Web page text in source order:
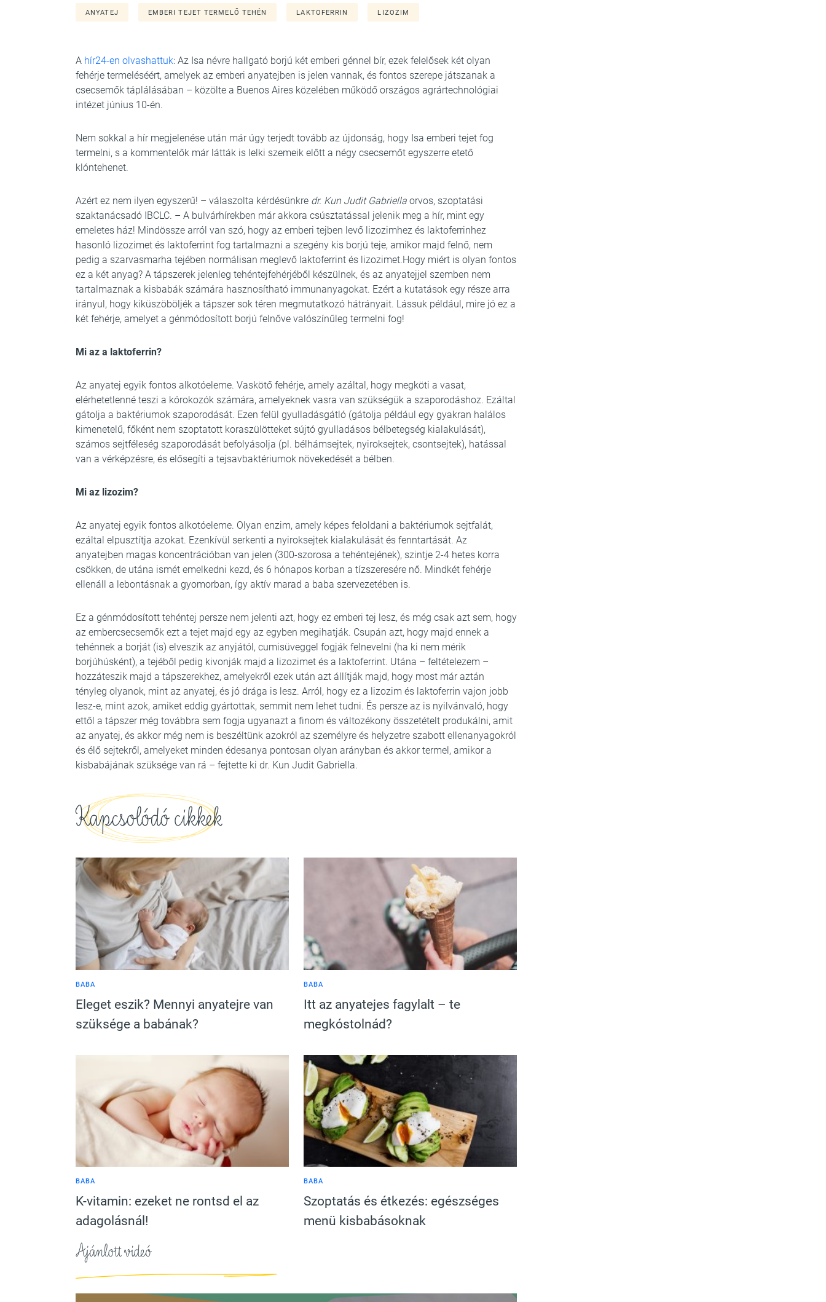
ANYATEJ EMBERI TEJET TERMELŐ TEHÉN LAKTOFERRIN LIZOZIM
A hír24-en olvashattuk: Az Isa névre hallgató borjú két emberi génnel bír, ezek felelősek két olyan
fehérje termeléséért, amelyek az emberi anyatejben is jelen vannak, és fontos szerepe játszanak a
csecsemők táplálásában – közölte a Buenos Aires közelében működő országos agrártechnológiai
intézet június 10-én.
Nem sokkal a hír megjelenése után már úgy terjedt tovább az újdonság, hogy Isa emberi tejet fog
termelni, s a kommentelők már látták is lelki szemeik előtt a négy csecsemőt egyszerre etető
klóntehenet.
Azért ez nem ilyen egyszerű! – válaszolta kérdésünkre dr. Kun Judit Gabriella orvos, szoptatási
szaktanácsadó IBCLC. – A bulvárhírekben már akkora csúsztatással jelenik meg a hír, mint egy
emeletes ház! Mindössze arról van szó, hogy az emberi tejben levő lizozimhez és laktoferrinhez
hasonló lizozimet és laktoferrint fog tartalmazni a szegény kis borjú teje, amikor majd felnő, nem
pedig a szarvasmarha tejében normálisan meglevő laktoferrint és lizozimet.Hogy miért is olyan fontos
ez a két anyag? A tápszerek jelenleg tehéntejfehérjéből készülnek, és az anyatejjel szemben nem
tartalmaznak a kisbabák számára hasznosítható immunanyagokat. Ezért a kutatások egy része arra
irányul, hogy kiküszöböljék a tápszer sok téren megmutatkozó hátrányait. Lássuk például, mire jó ez a
két fehérje, amelyet a génmódosított borjú felnőve valószínűleg termelni fog!
Mi az a laktoferrin?
Az anyatej egyik fontos alkotóeleme. Vaskötő fehérje, amely azáltal, hogy megköti a vasat,
elérhetetlenné teszi a kórokozók számára, amelyeknek vasra van szükségük a szaporodáshoz. Ezáltal
gátolja a baktériumok szaporodását. Ezen felül gyulladásgátló (gátolja például egy gyakran halálos
kimenetelű, főként nem szoptatott koraszülötteket sújtó gyulladásos bélbetegség kialakulását),
számos sejtféleség szaporodását befolyásolja (pl. bélhámsejtek, nyiroksejtek, csontsejtek), hatással
van a vérképzésre, és elősegíti a tejsavbaktériumok növekedését a bélben.
Mi az lizozim?
Az anyatej egyik fontos alkotóeleme. Olyan enzim, amely képes feloldani a baktériumok sejtfalát,
ezáltal elpusztítja azokat. Ezenkívül serkenti a nyiroksejtek kialakulását és fenntartását. Az
anyatejben magas koncentrációban van jelen (300-szorosa a tehéntejének), szintje 2-4 hetes korra
csökken, de utána ismét emelkedni kezd, és 6 hónapos korban a tízszeresére nő. Mindkét fehérje
ellenáll a lebontásnak a gyomorban, így aktív marad a baba szervezetében is.
Ez a génmódosított tehéntej persze nem jelenti azt, hogy ez emberi tej lesz, és még csak azt sem, hogy
az embercsecsemők ezt a tejet majd egy az egyben megihatják. Csupán azt, hogy majd ennek a
tehénnek a borját (is) elveszik az anyjától, cumisüveggel fogják felnevelni (ha ki nem mérik
borjúhúsként), a tejéből pedig kivonják majd a lizozimet és a laktoferrint. Utána – feltételezem –
hozzáteszik majd a tápszerekhez, amelyekről ezek után azt állítják majd, hogy most már aztán
tényleg olyanok, mint az anyatej, és jó drága is lesz. Arról, hogy ez a lizozim és laktoferrin vajon jobb
lesz-e, mint azok, amiket eddig gyártottak, semmit nem lehet tudni. És persze az is nyilvánvaló, hogy
ettől a tápszer még továbbra sem fogja ugyanazt a finom és változékony összetételt produkálni, amit
az anyatej, és akkor még nem is beszéltünk azokról az személyre és helyzetre szabott ellenanyagokról
és élő sejtekről, amelyeket minden édesanya pontosan olyan arányban és akkor termel, amikor a
kisbabájának szüksége van rá – fejtette ki dr. Kun Judit Gabriella.
Kapcsolódó cikkek
BABA
Eleget eszik? Mennyi anyatejre van
szüksége a babának?
BABA
Itt az anyatejes fagylalt – te
megkóstolnád?
BABA
K-vitamin: ezeket ne rontsd el az
adagolásnál!
BABA
Szoptatás és étkezés: egészséges
menü kisbabásoknak
Ajánlott videó